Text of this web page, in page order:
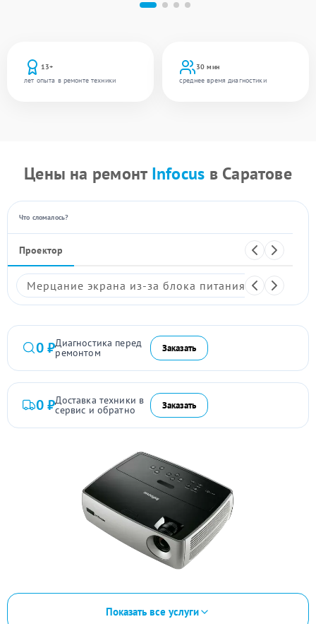
13+
лет опыта в ремонте техники
30 мин
среднее время диагностики
Цены на ремонт Infocus в Саратове
Что сломалось?
Проектор
Мерцание экрана из-за блока питания
0 ₽Диагностика перед
ремонтом Заказать
0 ₽Доставка техники в
сервис и обратно Заказать
Показать все услуги